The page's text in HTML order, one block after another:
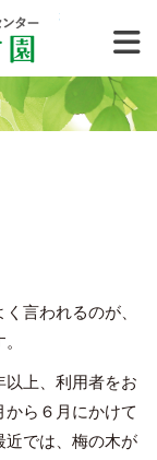
老人福祉セ
言われるのが、
以上、利用者をお
ら６月にかけて
近では、梅の木が